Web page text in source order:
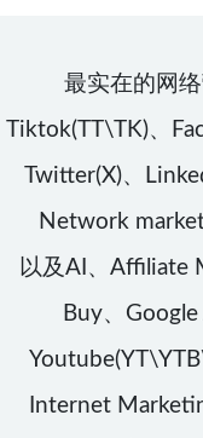
最实在的网
Tiktok(TT\TK)、
Twitter(X)、
Network
以及AI、Affiliate
Buy、Google
Internet